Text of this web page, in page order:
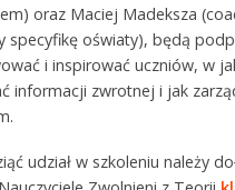
oraz Maciej Madeksza
specyfikę oświaty), będą
i inspirować uczniów, w
informacji zwrotnej i jak
udział w szkoleniu należy